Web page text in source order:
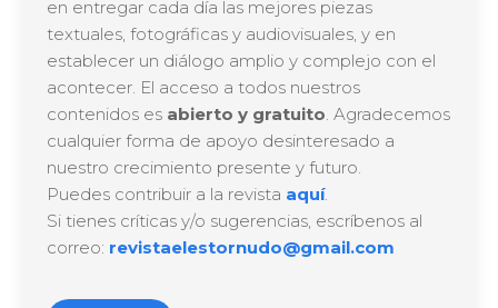
en entregar cada día las mejores piezas
textuales, fotográficas y audiovisuales, y en
establecer un diálogo amplio y complejo con el
acontecer. El acceso a todos nuestros
contenidos es abierto y gratuito. Agradecemos
cualquier forma de apoyo desinteresado a
nuestro crecimiento presente y futuro.
Puedes contribuir a la revista aquí.
Si tienes críticas y/o sugerencias, escríbenos al
correo: revistaelestornudo@gmail.com